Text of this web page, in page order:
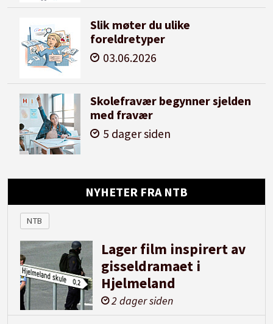
Slik møter du ulike
foreldretyper
03.06.2026
Skolefravær begynner sjelden
med fravær
5 dager siden
NYHETER FRA NTB
NTB
Lager film inspirert av
gisseldramaet i
Hjelmeland
2 dager siden